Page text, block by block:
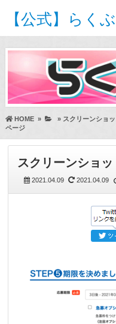
【公式】らく
HOME» » スクリーンショ
ページ
スクリーンショ
2021.04.09 2021.04.09